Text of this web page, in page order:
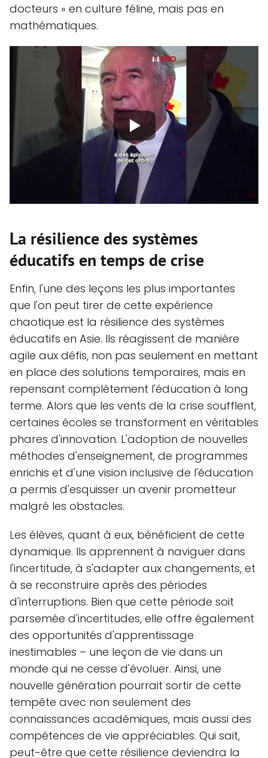
docteurs » en culture féline, mais pas en
mathématiques.
La résilience des systèmes
éducatifs en temps de crise
Enfin, l'une des leçons les plus importantes
que l'on peut tirer de cette expérience
chaotique est la résilience des systèmes
éducatifs en Asie. Ils réagissent de manière
agile aux défis, non pas seulement en mettant
en place des solutions temporaires, mais en
repensant complètement l'éducation à long
terme. Alors que les vents de la crise soufflent,
certaines écoles se transforment en véritables
phares d'innovation. L'adoption de nouvelles
méthodes d'enseignement, de programmes
enrichis et d'une vision inclusive de l'éducation
a permis d'esquisser un avenir prometteur
malgré les obstacles.
Les élèves, quant à eux, bénéficient de cette
dynamique. Ils apprennent à naviguer dans
l'incertitude, à s'adapter aux changements, et
à se reconstruire après des périodes
d'interruptions. Bien que cette période soit
parsemée d'incertitudes, elle offre également
des opportunités d'apprentissage
inestimables – une leçon de vie dans un
monde qui ne cesse d'évoluer. Ainsi, une
nouvelle génération pourrait sortir de cette
tempête avec non seulement des
connaissances académiques, mais aussi des
compétences de vie appréciables. Qui sait,
peut-être que cette résilience deviendra la